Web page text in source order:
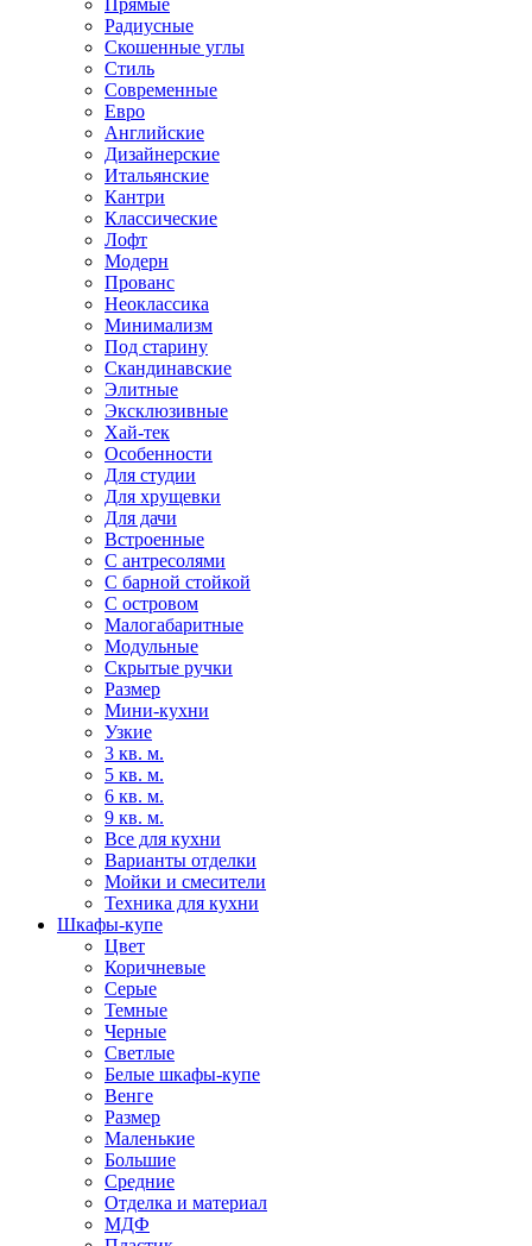
Прямые
Радиусные
Скошенные углы
Стиль
Современные
Евро
Английские
Дизайнерские
Итальянские
Кантри
Классические
Лофт
Модерн
Прованс
Неоклассика
Минимализм
Под старину
Скандинавские
Элитные
Эксклюзивные
Хай-тек
Особенности
Для студии
Для хрущевки
Для дачи
Встроенные
С антресолями
С барной стойкой
С островом
Малогабаритные
Модульные
Скрытые ручки
Размер
Мини-кухни
Узкие
3 кв. м.
5 кв. м.
6 кв. м.
9 кв. м.
Все для кухни
Варианты отделки
Мойки и смесители
Техника для кухни
Шкафы-купе
Цвет
Коричневые
Серые
Темные
Черные
Светлые
Белые шкафы-купе
Венге
Размер
Маленькие
Большие
Средние
Отделка и материал
МДФ